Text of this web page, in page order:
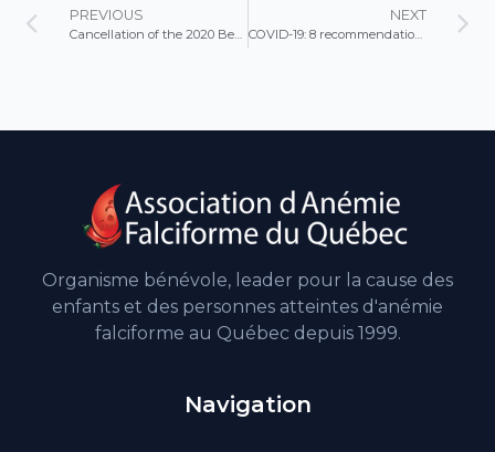
PREVIOUS
Cancellation of the 2020 Benefit Gala
NEXT
COVID-19: 8 recommendations for sickle cell patients
Organisme bénévole, leader pour la cause des
enfants et des personnes atteintes d'anémie
falciforme au Québec depuis 1999.
Navigation